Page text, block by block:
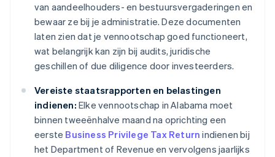
van aandeelhouders- en bestuursvergaderingen en
bewaar ze bij je administratie. Deze documenten
laten zien dat je vennootschap goed functioneert,
wat belangrijk kan zijn bij audits, juridische
geschillen of due diligence door investeerders.
Vereiste staatsrapporten en belastingen
indienen: Elke vennootschap in Alabama moet
binnen tweeënhalve maand na oprichting een
eerste Business Privilege Tax Return indienen bij
het Department of Revenue en vervolgens jaarlijks